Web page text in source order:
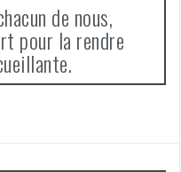
de nous,
pour la rendre